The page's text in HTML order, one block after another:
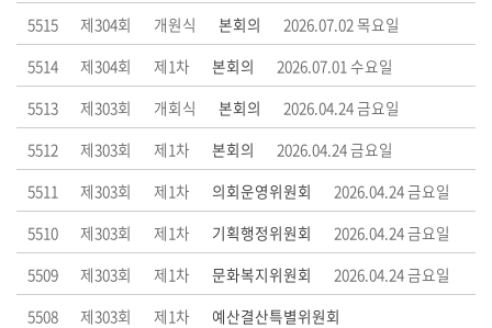
부
록
검
색
시
정
질
문
답
변
5515
제304회 개원식 본회의
2026.07.02 목요일
5514
제304회 제1차 본회의
2026.07.01 수요일
5513
제303회 개회식 본회의
2026.04.24 금요일
5512
제303회 제1차 본회의
2026.04.24 금요일
5511
제303회 제1차 의회운영위원회
2026.04.24 금요일
5510
제303회 제1차 기획행정위원회
2026.04.24 금요일
5509
제303회 제1차 문화복지위원회
2026.04.24 금요일
5508
제303회 제1차
예산결산특별위원회